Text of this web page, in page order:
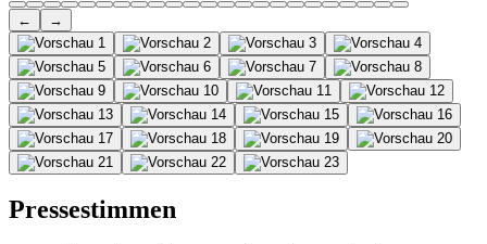
← →
Pressestimmen